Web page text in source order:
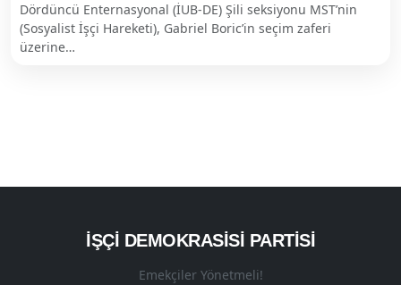
Dördüncü Enternasyonal (İUB-DE) Şili seksiyonu MST’nin
(Sosyalist İşçi Hareketi), Gabriel Boric’in seçim zaferi
üzerine…
İŞÇI DEMOKRASISI PARTISI
Emekçiler Yönetmeli!